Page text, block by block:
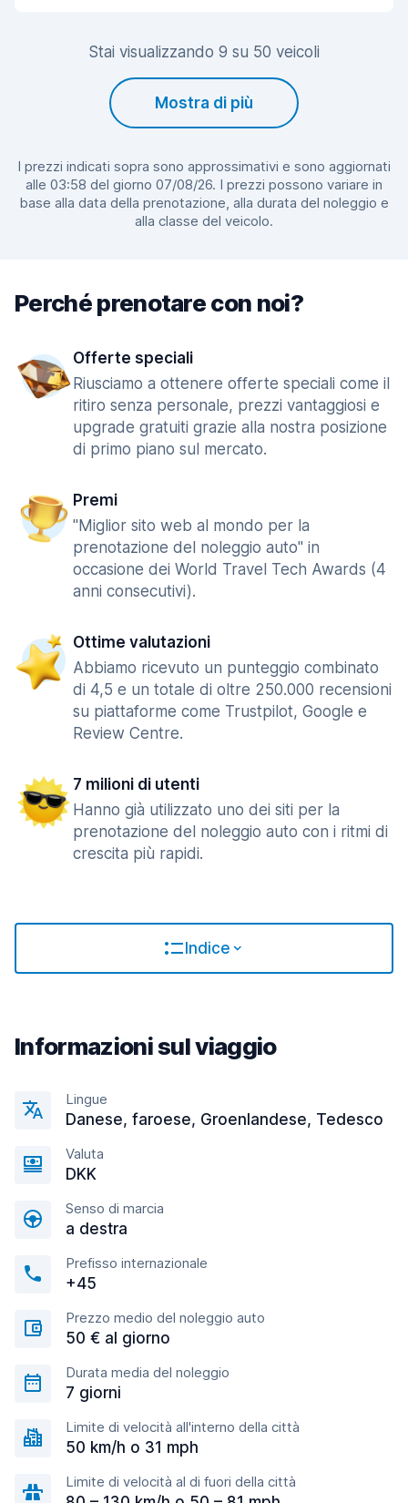
Stai visualizzando 9 su 50 veicoli
Mostra di più
I prezzi indicati sopra sono approssimativi e sono aggiornati
alle 03:58 del giorno 07/08/26. I prezzi possono variare in
base alla data della prenotazione, alla durata del noleggio e
alla classe del veicolo.
Perché prenotare con noi?
Offerte speciali
Riusciamo a ottenere offerte speciali come il
ritiro senza personale, prezzi vantaggiosi e
upgrade gratuiti grazie alla nostra posizione
di primo piano sul mercato.
Premi
"Miglior sito web al mondo per la
prenotazione del noleggio auto" in
occasione dei World Travel Tech Awards (4
anni consecutivi).
Ottime valutazioni
Abbiamo ricevuto un punteggio combinato
di 4,5 e un totale di oltre 250.000 recensioni
su piattaforme come Trustpilot, Google e
Review Centre.
7 milioni di utenti
Hanno già utilizzato uno dei siti per la
prenotazione del noleggio auto con i ritmi di
crescita più rapidi.
Indice
Informazioni sul viaggio
Lingue
Danese, faroese, Groenlandese, Tedesco
Valuta
DKK
Senso di marcia
a destra
Prefisso internazionale
+45
Prezzo medio del noleggio auto
50 € al giorno
Durata media del noleggio
7 giorni
Limite di velocità all'interno della città
50 km/h o 31 mph
Limite di velocità al di fuori della città